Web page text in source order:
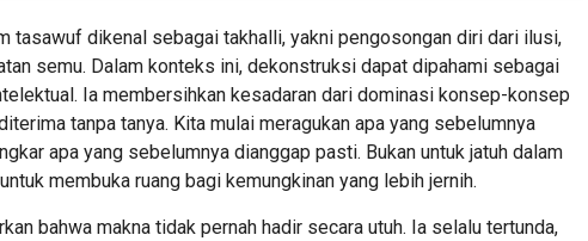
tasawuf dikenal sebagai takhalli, yakni pengosongan diri dari ilusi,
semu. Dalam konteks ini, dekonstruksi dapat dipahami sebagai
Ia membersihkan kesadaran dari dominasi konsep-konsep
tanpa tanya. Kita mulai meragukan apa yang sebelumnya
apa yang sebelumnya dianggap pasti. Bukan untuk jatuh dalam
membuka ruang bagi kemungkinan yang lebih jernih.
bahwa makna tidak pernah hadir secara utuh. Ia selalu tertunda,